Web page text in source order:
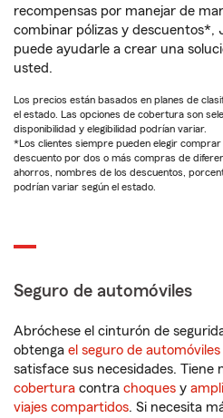
recompensas por manejar de
combinar pólizas y descuentos*,
puede ayudarle a crear una
usted.
Los precios están basados en planes de
el estado. Las opciones de cobertura son
disponibilidad y elegibilidad podrían variar.
*Los clientes siempre pueden elegir comprar
descuento por dos o más compras de
ahorros, nombres de los descuentos,
podrían variar según el estado.
Seguro de automóviles
Abróchese el cinturón de
obtenga el seguro de automóviles
satisface sus necesidades. Tiene
cobertura contra choques y
viajes compartidos. Si necesita